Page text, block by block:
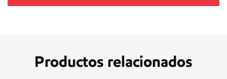
Productos relacionados